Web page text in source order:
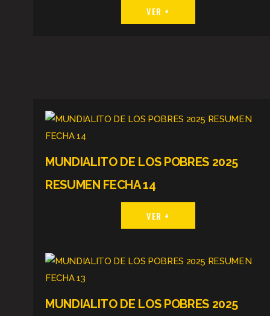
VER +
MUNDIALITO DE LOS POBRES 2025
RESUMEN FECHA 14
VER +
MUNDIALITO DE LOS POBRES 2025